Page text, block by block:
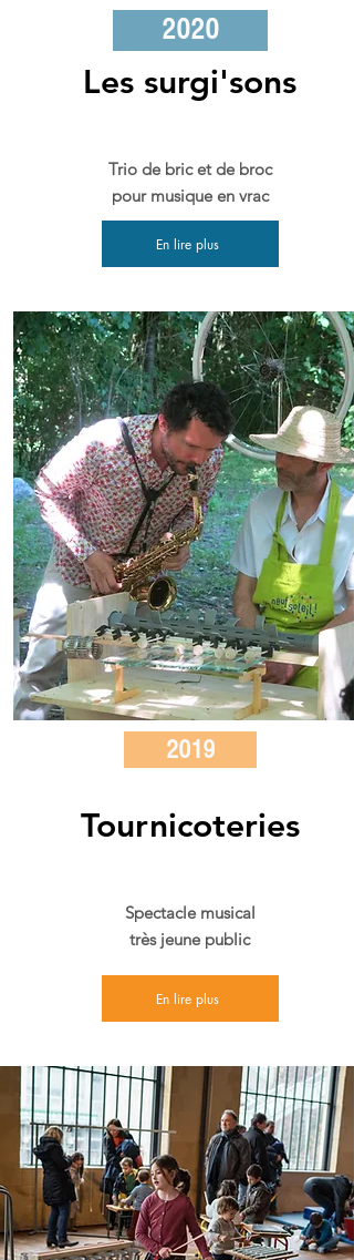
2020
Les surgi'sons
Trio de bric et de broc
pour musique en vrac
En lire plus
2019
Tournicoteries
Spectacle musical
très jeune public
En lire plus